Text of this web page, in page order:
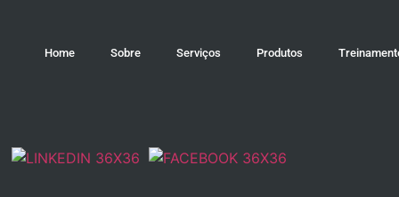
Home Sobre Serviços Produtos